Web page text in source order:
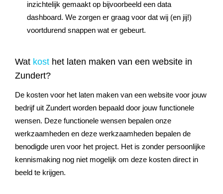
inzichtelijk gemaakt op bijvoorbeeld een data
dashboard. We zorgen er graag voor dat wij (en jij!)
voortdurend snappen wat er gebeurt.
Wat kost het laten maken van een website in
Zundert?
De kosten voor het laten maken van een website voor jouw
bedrijf uit Zundert worden bepaald door jouw functionele
wensen. Deze functionele wensen bepalen onze
werkzaamheden en deze werkzaamheden bepalen de
benodigde uren voor het project. Het is zonder persoonlijke
kennismaking nog niet mogelijk om deze kosten direct in
beeld te krijgen.